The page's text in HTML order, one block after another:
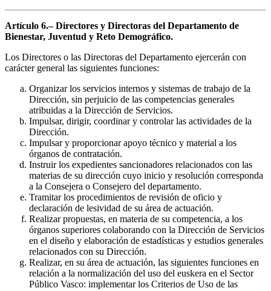
Artículo 6.– Directores y Directoras del Departamento de
Bienestar, Juventud y Reto Demográfico.
Los Directores o las Directoras del Departamento ejercerán con
carácter general las siguientes funciones:
Organizar los servicios internos y sistemas de trabajo de la
Dirección, sin perjuicio de las competencias generales
atribuidas a la Dirección de Servicios.
Impulsar, dirigir, coordinar y controlar las actividades de la
Dirección.
Impulsar y proporcionar apoyo técnico y material a los
órganos de contratación.
Instruir los expedientes sancionadores relacionados con las
materias de su dirección cuyo inicio y resolución corresponda
a la Consejera o Consejero del departamento.
Tramitar los procedimientos de revisión de oficio y
declaración de lesividad de su área de actuación.
Realizar propuestas, en materia de su competencia, a los
órganos superiores colaborando con la Dirección de Servicios
en el diseño y elaboración de estadísticas y estudios generales
relacionados con su Dirección.
Realizar, en su área de actuación, las siguientes funciones en
relación a la normalización del uso del euskera en el Sector
Público Vasco: implementar los Criterios de Uso de las